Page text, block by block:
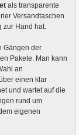
als transparente
Versandtaschen
Hand hat.
Gängen der
Pakete. Man kann
an
einen klar
und wartet auf die
rund um
eigenen